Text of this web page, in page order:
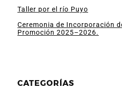
Taller por el río Puyo
Ceremonia de Incorporación
Promoción 2025–2026.
CATEGORÍAS